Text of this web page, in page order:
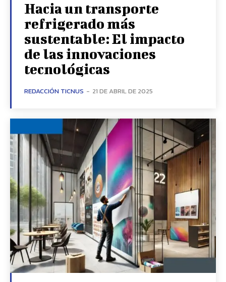
Hacia un transporte
refrigerado más
sustentable: El impacto
de las innovaciones
tecnológicas
REDACCIÓN TICNUS - 21 DE ABRIL DE 2025